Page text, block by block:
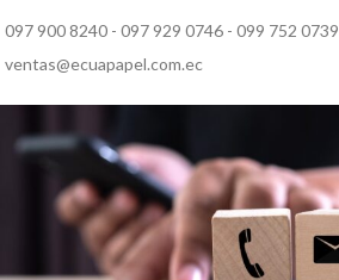
097 900 8240 - 097 929 0746 - 099 752 0739
ventas@ecuapapel.com.ec